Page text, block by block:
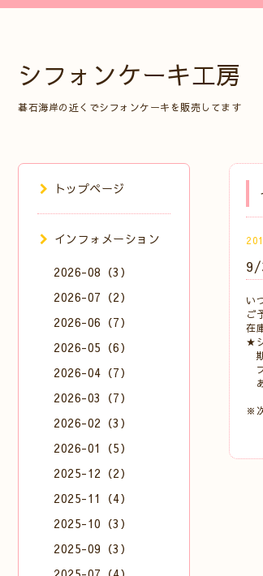
シフォンケーキ工房
碁石海岸の近くでシフォンケーキを販売してます
9/
い
ご
在
★
※
トップページ
インフォメーション
2026-08（3）
2026-07（2）
2026-06（7）
2026-05（6）
2026-04（7）
2026-03（7）
2026-02（3）
2026-01（5）
2025-12（2）
2025-11（4）
2025-10（3）
2025-09（3）